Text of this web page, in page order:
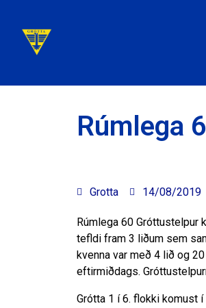
Rúmlega
Grotta 14/08/2019
Rúmlega 60 Gróttustelpur
tefldi fram 3 liðum sem
kvenna var með 4 lið og
eftirmiðdags.
Grótta 1 í 6. flokki komust